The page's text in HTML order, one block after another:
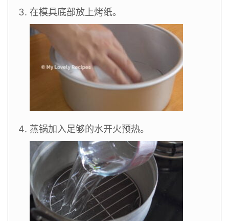
在模具底部放上烤纸。
蒸锅加入足够的水开火预热。